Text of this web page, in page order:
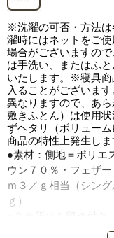
※洗濯の可否・方法は
濯時にはネットをご
場合がございますの
は手洗い、またはふ
いたします。※寝具商
入ることがございま
異なりますので、あ
敷きふとん）は使用
ずヘタリ（ボリュー
商品の特性上発生しま
●素材：側地＝ポリエ
ウン７０％・フェザ
ｍ３／ｇ相当（シン
ｇ）